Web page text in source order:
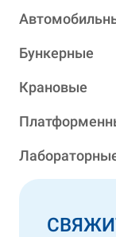
Бункерные
Крановые